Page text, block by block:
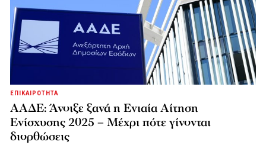
ΕΠΙΚΑΙΡΟΤΗΤΑ
ΑΑΔΕ: Άνοιξε ξανά η Ενιαία Αίτηση
Ενίσχυσης 2025 – Μέχρι πότε γίνονται
διορθώσεις